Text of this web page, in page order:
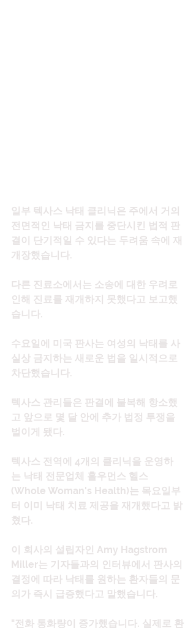
일부 텍사스 낙태 클리닉은 주에서 거의
전면적인 낙태 금지를 중단시킨 법적 판
결이 단기적일 수 있다는 두려움 속에 재
개장했습니다.
다른 진료소에서는 소송에 대한 우려로
인해 진료를 재개하지 못했다고 보고했
습니다.
수요일에 미국 판사는 여성의 낙태를 사
실상 금지하는 새로운 법을 일시적으로
차단했습니다.
텍사스 관리들은 판결에 불복해 항소했
고 앞으로 몇 달 안에 추가 법정 투쟁을
벌이게 됐다.
텍사스 전역에 4개의 클리닉을 운영하
는 낙태 전문업체 홀우먼스 헬스
(Whole Woman's Health)는 목요일부
터 이미 낙태 치료 제공을 재개했다고 밝
혔다.
이 회사의 설립자인 Amy Hagstrom
Miller는 기자들과의 인터뷰에서 판사의
결정에 따라 낙태를 원하는 환자들의 문
의가 즉시 급증했다고 말했습니다.
"전화 통화량이 증가했습니다. 실제로 환